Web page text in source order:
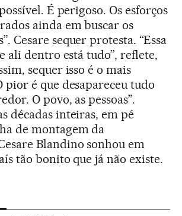
É perigoso. Os esforços
ainda em buscar os
Cesare sequer protesta. “Essa
ali dentro está tudo”, reflete,
sequer isso é o mais
é que desapareceu tudo
O povo, as pessoas”.
décadas inteiras, em pé
de montagem da
Blandino sonhou em
tão bonito que já não existe.